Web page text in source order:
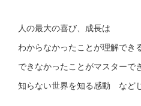
人の最大の喜び、成長は
わからなかったことが理解でき
できなかったことがマスターで
知らない世界を知る感動 など